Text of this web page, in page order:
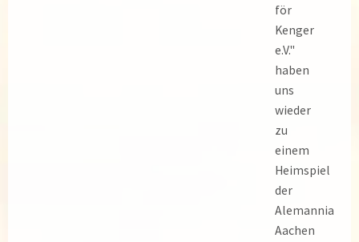
för
Kenger
e.V."
haben
uns
wieder
zu
einem
Heimspiel
der
Alemannia
Aachen